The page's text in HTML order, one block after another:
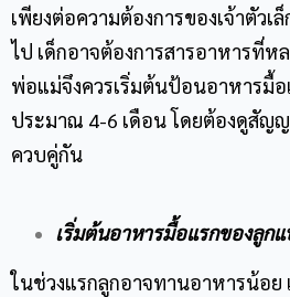
เพียงต่อความต้องการของเจ้าตัวเ
ไป เด็กอาจต้องการสารอาหารที่
พ่อแม่จึงควรเริ่มต้นป้อนอาหารมื้อ
ประมาณ 4-6 เดือน โดยต้องดูสัญ
ควบคู่กัน
เริ่มต้นอาหารมื้อแรกของลูก
ในช่วงแรกลูกอาจทานอาหารน้อย